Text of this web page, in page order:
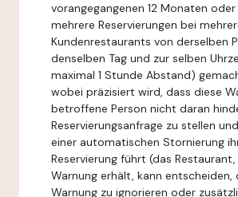
vorangegangenen 12 Monaten oder
mehrere Reservierungen bei
Kundenrestaurants von derselben
denselben Tag und zur selben
maximal 1 Stunde Abstand)
wobei präzisiert wird, dass diese
betroffene Person nicht daran
Reservierungsanfrage zu stellen
einer automatischen Stornierung
Reservierung führt (das
Warnung erhält, kann entscheiden,
Warnung zu ignorieren oder